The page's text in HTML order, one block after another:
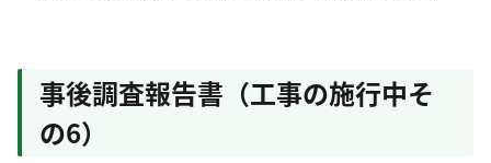
事後調査報告書（工事の施行中そ
の6）